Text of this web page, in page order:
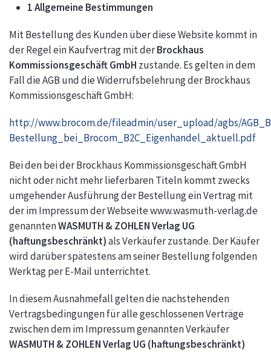
1 Allgemeine Bestimmungen
Mit Bestellung des Kunden über diese Website kommt in
der Regel ein Kaufvertrag mit derBrockhaus
Kommissionsgeschäft GmbH zustande. Es gelten in dem
Fall die AGB und die Widerrufsbelehrung der Brockhaus
Kommissionsgeschäft GmbH:
http://www.brocom.de/fileadmin/user_upload/agbs/
Bestellung_bei_Brocom_B2C_Eigenhandel_aktuell.pdf
Bei den bei der Brockhaus Kommissionsgeschäft GmbH
nicht oder nicht mehr lieferbaren Titeln kommt zwecks
umgehender Ausführung der Bestellung ein Vertrag mit
der im Impressum der Webseite www.wasmuth-verlag.de
genanntenWASMUTH & ZOHLEN Verlag UG
(haftungsbeschränkt)als Verkäufer zustande. Der Käufer
wird darüber spätestens am seiner Bestellung folgenden
Werktag per E-Mail unterrichtet.
In diesem Ausnahmefall gelten die nachstehenden
Vertragsbedingungen für alle geschlossenen Verträge
zwischen dem im Impressum genannten Verkäufer
WASMUTH & ZOHLEN Verlag UG (haftungsbeschränkt)